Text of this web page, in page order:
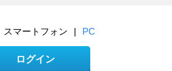
スマートフォン | PC
ログイン